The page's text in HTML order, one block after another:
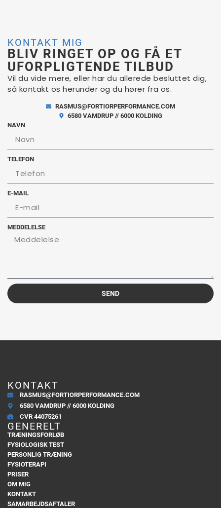
KONTAKT MIG
BLIV RINGET OP OG FÅ ET
UFORPLIGTENDE TILBUD
Vil du vide mere, eller har du allerede besluttet dig,
så kontakt os herunder og du hører fra os.
RASMUS@FORTIORPERFORMANCE.COM
6580 VAMDRUP // 6000 KOLDING
NAVN
TELEFON
E-MAIL
MEDDELELSE
SEND
KONTAKT
RASMUS@FORTIORPERFORMANCE.COM
6580 VAMDRUP // 6000 KOLDING
CVR 44075261
GENERELT
TRÆNINGSFORLØB
FYSIOLOGISK TEST
PERSONLIG TRÆNING
FYSIOTERAPI
PRISER
OM MIG
KONTAKT
SAMARBEJDSAFTALER